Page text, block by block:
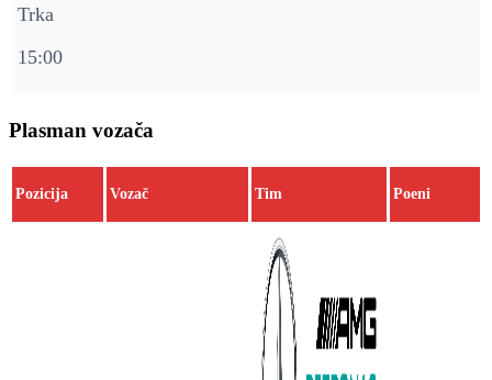
Trka
15:00
Plasman vozača
Pozicija Vozač Tim Poeni